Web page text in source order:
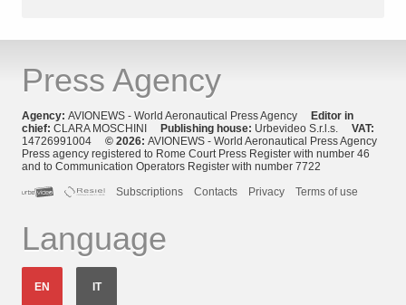
Press Agency
Agency: AVIONEWS - World Aeronautical Press Agency Editor in
chief: CLARA MOSCHINI Publishing house: Urbevideo S.r.l.s. VAT:
14726991004 © 2026: AVIONEWS - World Aeronautical Press Agency
Press agency registered to Rome Court Press Register with number 46
and to Communication Operators Register with number 7722
Subscriptions
Contacts Privacy Terms of use
Language
EN IT